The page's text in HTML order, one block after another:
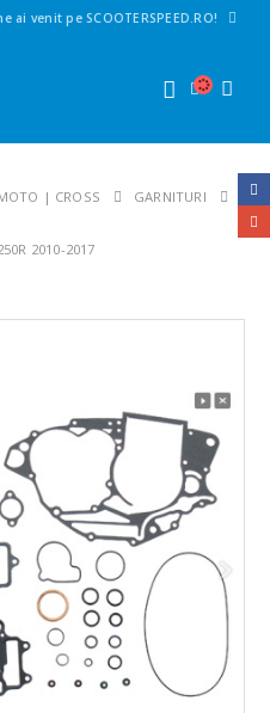
ai venit pe SCOOTERSPEED.RO!
| CROSS
GARNITURI
2010-2017